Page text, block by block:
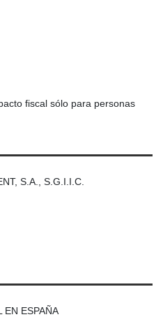
fiscal sólo para personas
S.A., S.G.I.I.C.
EN ESPAÑA